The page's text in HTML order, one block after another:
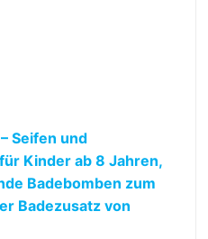
Seifen und
Kinder ab 8 Jahren,
Badebomben zum
Badezusatz von